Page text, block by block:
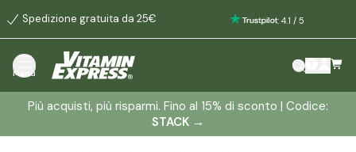
Spedizione gratuita da 25€ : 4.1 / 5
Menù
Più acquisti, più risparmi. Fino al 15% di sconto | Codice:
STACK →